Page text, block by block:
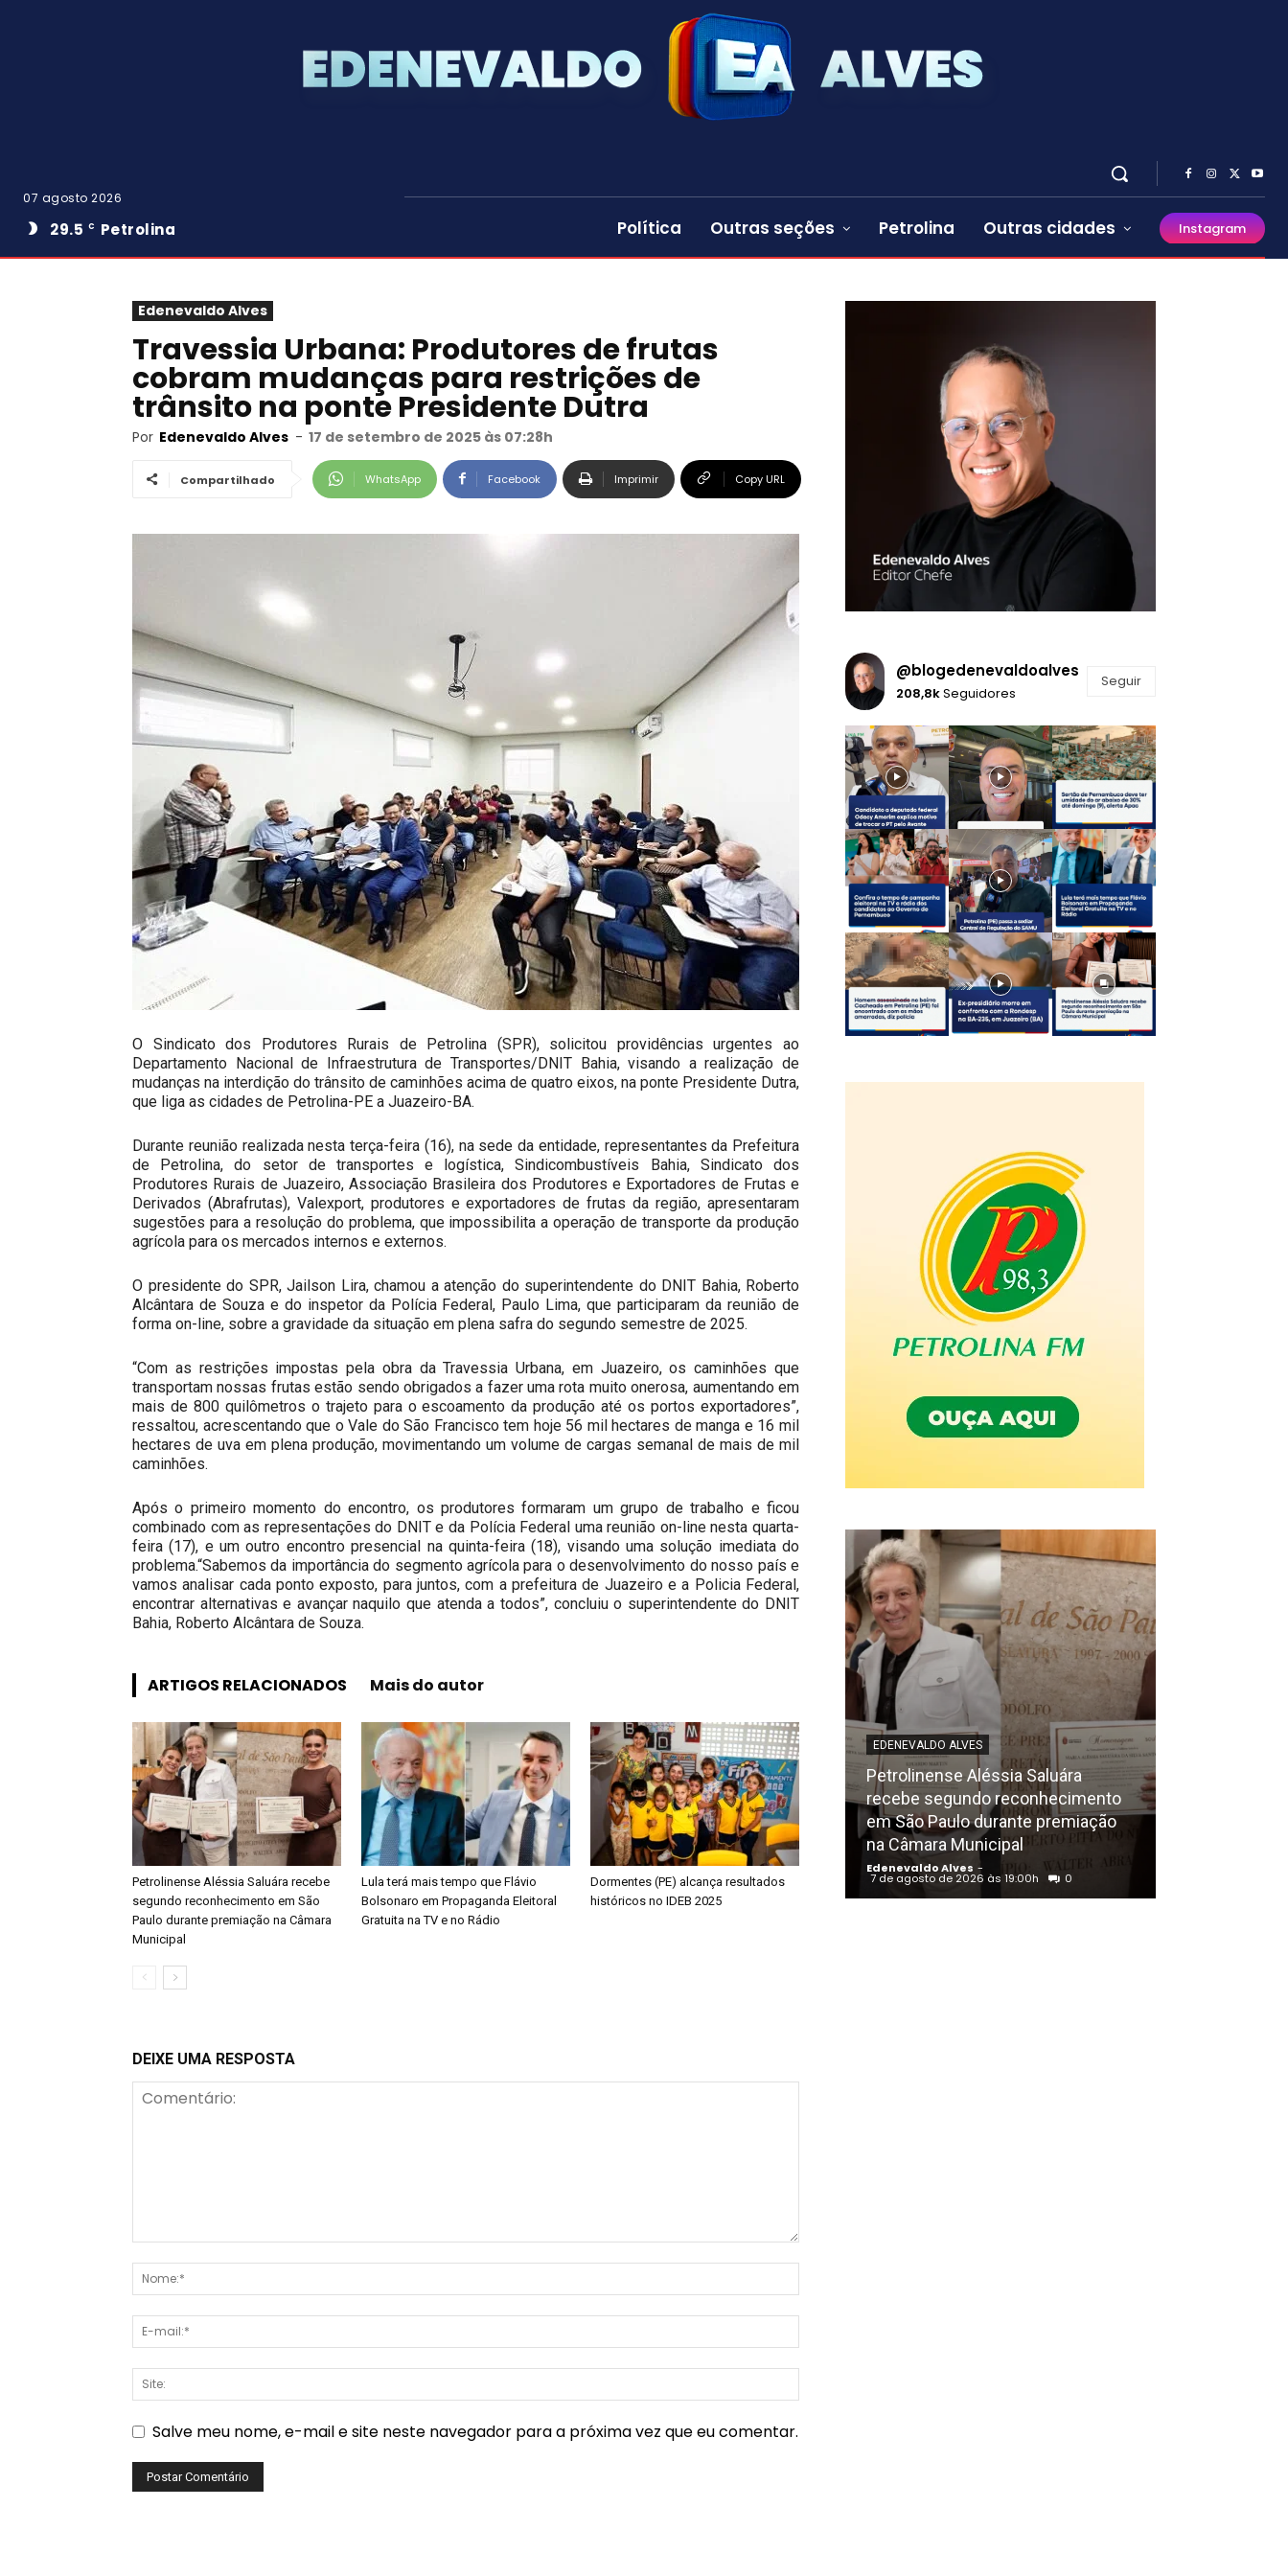
07 agosto 2026
29.5 C Petrolina Política Outras seções Petrolina Outras cidades Instagram
Edenevaldo Alves
Travessia Urbana: Produtores de frutas
cobram mudanças para restrições de
trânsito na ponte Presidente Dutra
Por Edenevaldo Alves - 17 de setembro de 2025 às 07:28h
Compartilhado WhatsApp Facebook Imprimir Copy URL
O Sindicato dos Produtores Rurais de Petrolina (SPR), solicitou providências urgentes ao
Departamento Nacional de Infraestrutura de Transportes/DNIT Bahia, visando a realização de
mudanças na interdição do trânsito de caminhões acima de quatro eixos, na ponte Presidente Dutra,
que liga as cidades de Petrolina-PE a Juazeiro-BA.
Durante reunião realizada nesta terça-feira (16), na sede da entidade, representantes da Prefeitura
de Petrolina, do setor de transportes e logística, Sindicombustíveis Bahia, Sindicato dos
Produtores Rurais de Juazeiro, Associação Brasileira dos Produtores e Exportadores de Frutas e
Derivados (Abrafrutas), Valexport, produtores e exportadores de frutas da região, apresentaram
sugestões para a resolução do problema, que impossibilita a operação de transporte da produção
agrícola para os mercados internos e externos.
O presidente do SPR, Jailson Lira, chamou a atenção do superintendente do DNIT Bahia, Roberto
Alcântara de Souza e do inspetor da Polícia Federal, Paulo Lima, que participaram da reunião de
forma on-line, sobre a gravidade da situação em plena safra do segundo semestre de 2025.
“Com as restrições impostas pela obra da Travessia Urbana, em Juazeiro, os caminhões que
transportam nossas frutas estão sendo obrigados a fazer uma rota muito onerosa, aumentando em
mais de 800 quilômetros o trajeto para o escoamento da produção até os portos exportadores”,
ressaltou, acrescentando que o Vale do São Francisco tem hoje 56 mil hectares de manga e 16 mil
hectares de uva em plena produção, movimentando um volume de cargas semanal de mais de mil
caminhões.
Após o primeiro momento do encontro, os produtores formaram um grupo de trabalho e ficou
combinado com as representações do DNIT e da Polícia Federal uma reunião on-line nesta quarta-
feira (17), e um outro encontro presencial na quinta-feira (18), visando uma solução imediata do
problema.“Sabemos da importância do segmento agrícola para o desenvolvimento do nosso país e
vamos analisar cada ponto exposto, para juntos, com a prefeitura de Juazeiro e a Policia Federal,
encontrar alternativas e avançar naquilo que atenda a todos”, concluiu o superintendente do DNIT
Bahia, Roberto Alcântara de Souza.
ARTIGOS RELACIONADOS Mais do autor
Petrolinense Aléssia Saluára recebe
segundo reconhecimento em São
Paulo durante premiação na Câmara
Municipal
Lula terá mais tempo que Flávio
Bolsonaro em Propaganda Eleitoral
Gratuita na TV e no Rádio
Dormentes (PE) alcança resultados
históricos no IDEB 2025
DEIXE UMA RESPOSTA
Salve meu nome, e-mail e site neste navegador para a próxima vez que eu comentar.
@blogedenevaldoalves
208,8kSeguidores
Seguir
EDENEVALDO ALVES
Petrolinense Aléssia Saluára
recebe segundo reconhecimento
em São Paulo durante premiação
na Câmara Municipal
Edenevaldo Alves -
7 de agosto de 2026 às 19:00h 0